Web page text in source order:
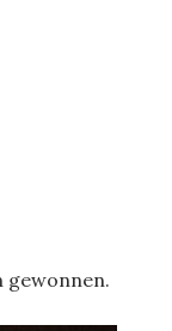
gewonnen.